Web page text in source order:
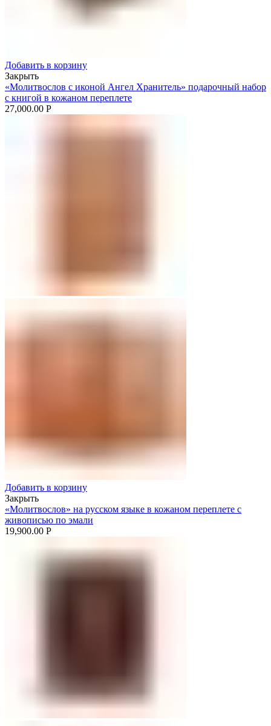
Добавить в корзину
Закрыть
«Молитвослов с иконой Ангел Хранитель» подарочный набор
с книгой в кожаном переплете
27,000.00 Р
Добавить в корзину
Закрыть
«Молитвослов» на русском языке в кожаном переплете с
живописью по эмали
19,900.00 Р